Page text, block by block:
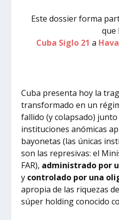
Este dossier forma
que
Cuba Siglo 21 a
Cuba presenta hoy la
transformado en un
fallido (y colapsado)
instituciones anómicas
bayonetas (las únicas
son las represivas: el
FAR), administrado por
y controlado por una
apropia de las riquezas
súper holding conocido